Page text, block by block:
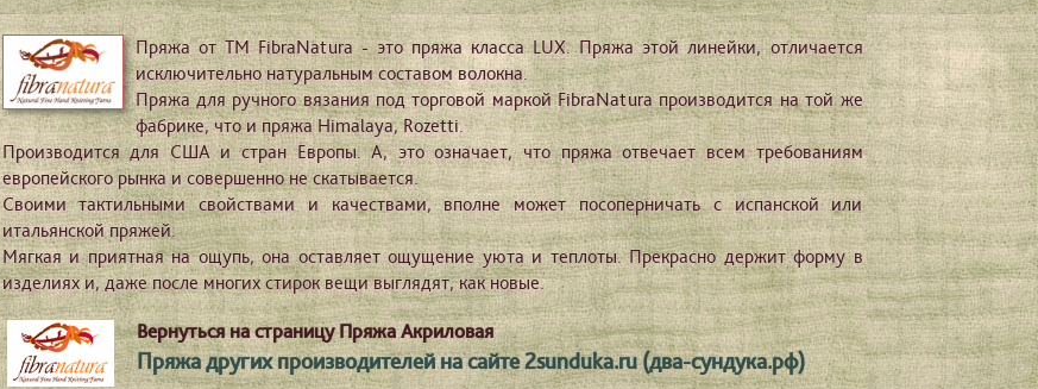
Пряжа от ТМ FibraNatura - это пряжа класса LUX. Пряжа этой линейки, отличается
исключительно натуральным составом волокна.
Пряжа для ручного вязания под торговой маркой FibraNatura производится на той же
фабрике, что и пряжа Himalaya, Rozetti.
Производится для США и стран Европы. А, это означает, что пряжа отвечает всем требованиям
европейского рынка и совершенно не скатывается.
Своими тактильными свойствами и качествами, вполне может посоперничать с испанской или
итальянской пряжей.
Мягкая и приятная на ощупь, она оставляет ощущение уюта и теплоты. Прекрасно держит форму в
изделиях и, даже после многих стирок вещи выглядят, как новые.
Вернуться на страницу Пряжа Акриловая
Пряжа других производителей на сайте 2sunduka.ru (два-сундука.рф)